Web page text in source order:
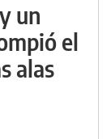
un
el
alas